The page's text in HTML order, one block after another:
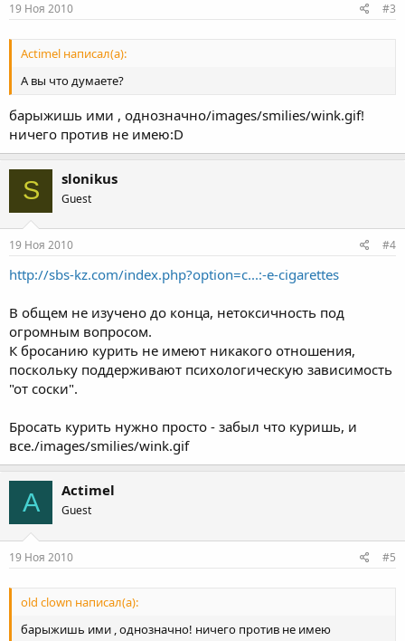
19 Ноя 2010 #3
Actimel написал(а):
А вы что думаете?
барыжишь ими , однозначно/images/smilies/wink.gif!
ничего против не имею:D
S slonikus
Guest
19 Ноя 2010 #4
http://sbs-kz.com/index.php?option=c...:-e-cigarettes
В общем не изучено до конца, нетоксичность под
огромным вопросом.
К бросанию курить не имеют никакого отношения,
поскольку поддерживают психологическую зависимость
"от соски".
Бросать курить нужно просто - забыл что куришь, и
все./images/smilies/wink.gif
A Actimel
Guest
19 Ноя 2010 #5
old clown написал(а):
барыжишь ими , однозначно! ничего против не имею